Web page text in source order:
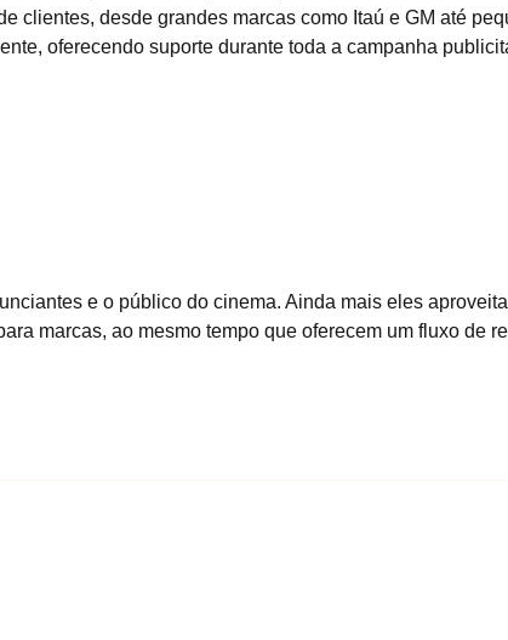
clientes, desde grandes marcas como Itaú e GM até
oferecendo suporte durante toda a campanha
e o público do cinema. Ainda mais eles
marcas, ao mesmo tempo que oferecem um fluxo de